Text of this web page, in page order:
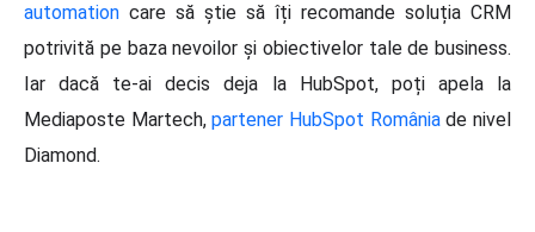
automation care să știe să îți recomande soluția CRM
potrivită pe baza nevoilor și obiectivelor tale de business.
Iar dacă te-ai decis deja la HubSpot, poți apela la
Mediaposte Martech,partener HubSpot Româniade nivel
Diamond.